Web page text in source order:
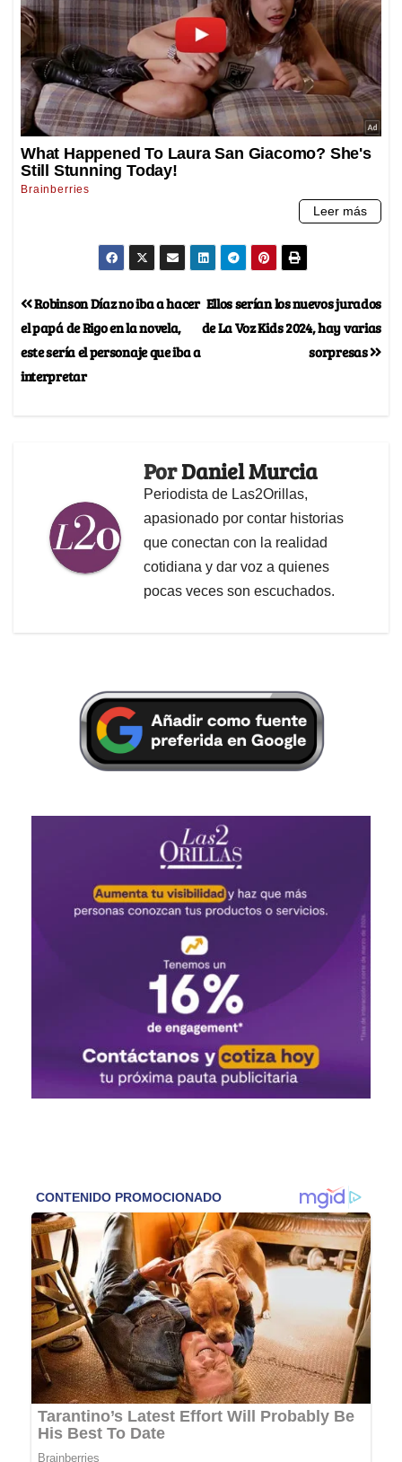
Ellos serían los nuevos jurados
de La Voz Kids 2024, hay varias
sorpresas
Robinson Díaz no iba a hacer
el papá de Rigo en la novela,
este sería el personaje que iba a
interpretar
PorDaniel Murcia
Periodista de Las2Orillas,
apasionado por contar historias
que conectan con la realidad
cotidiana y dar voz a quienes
pocas veces son escuchados.